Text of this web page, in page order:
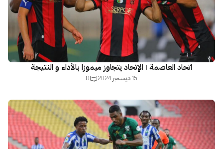
اتحاد العاصمة | الإتحاد يتجاوز ميموزا بالأداء و النتيجة
15 ديسمبر 2024 0